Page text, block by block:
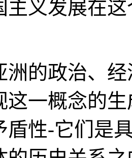
主义发展在
洲的政治、
这一概念的
盾性-它们是